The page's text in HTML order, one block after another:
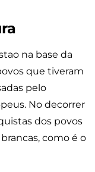
na base da
que tiveram
pelo
No decorrer
dos povos
como é o